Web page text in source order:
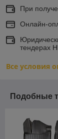
При
Онлайн-
тендерах
Все условия
Подобные